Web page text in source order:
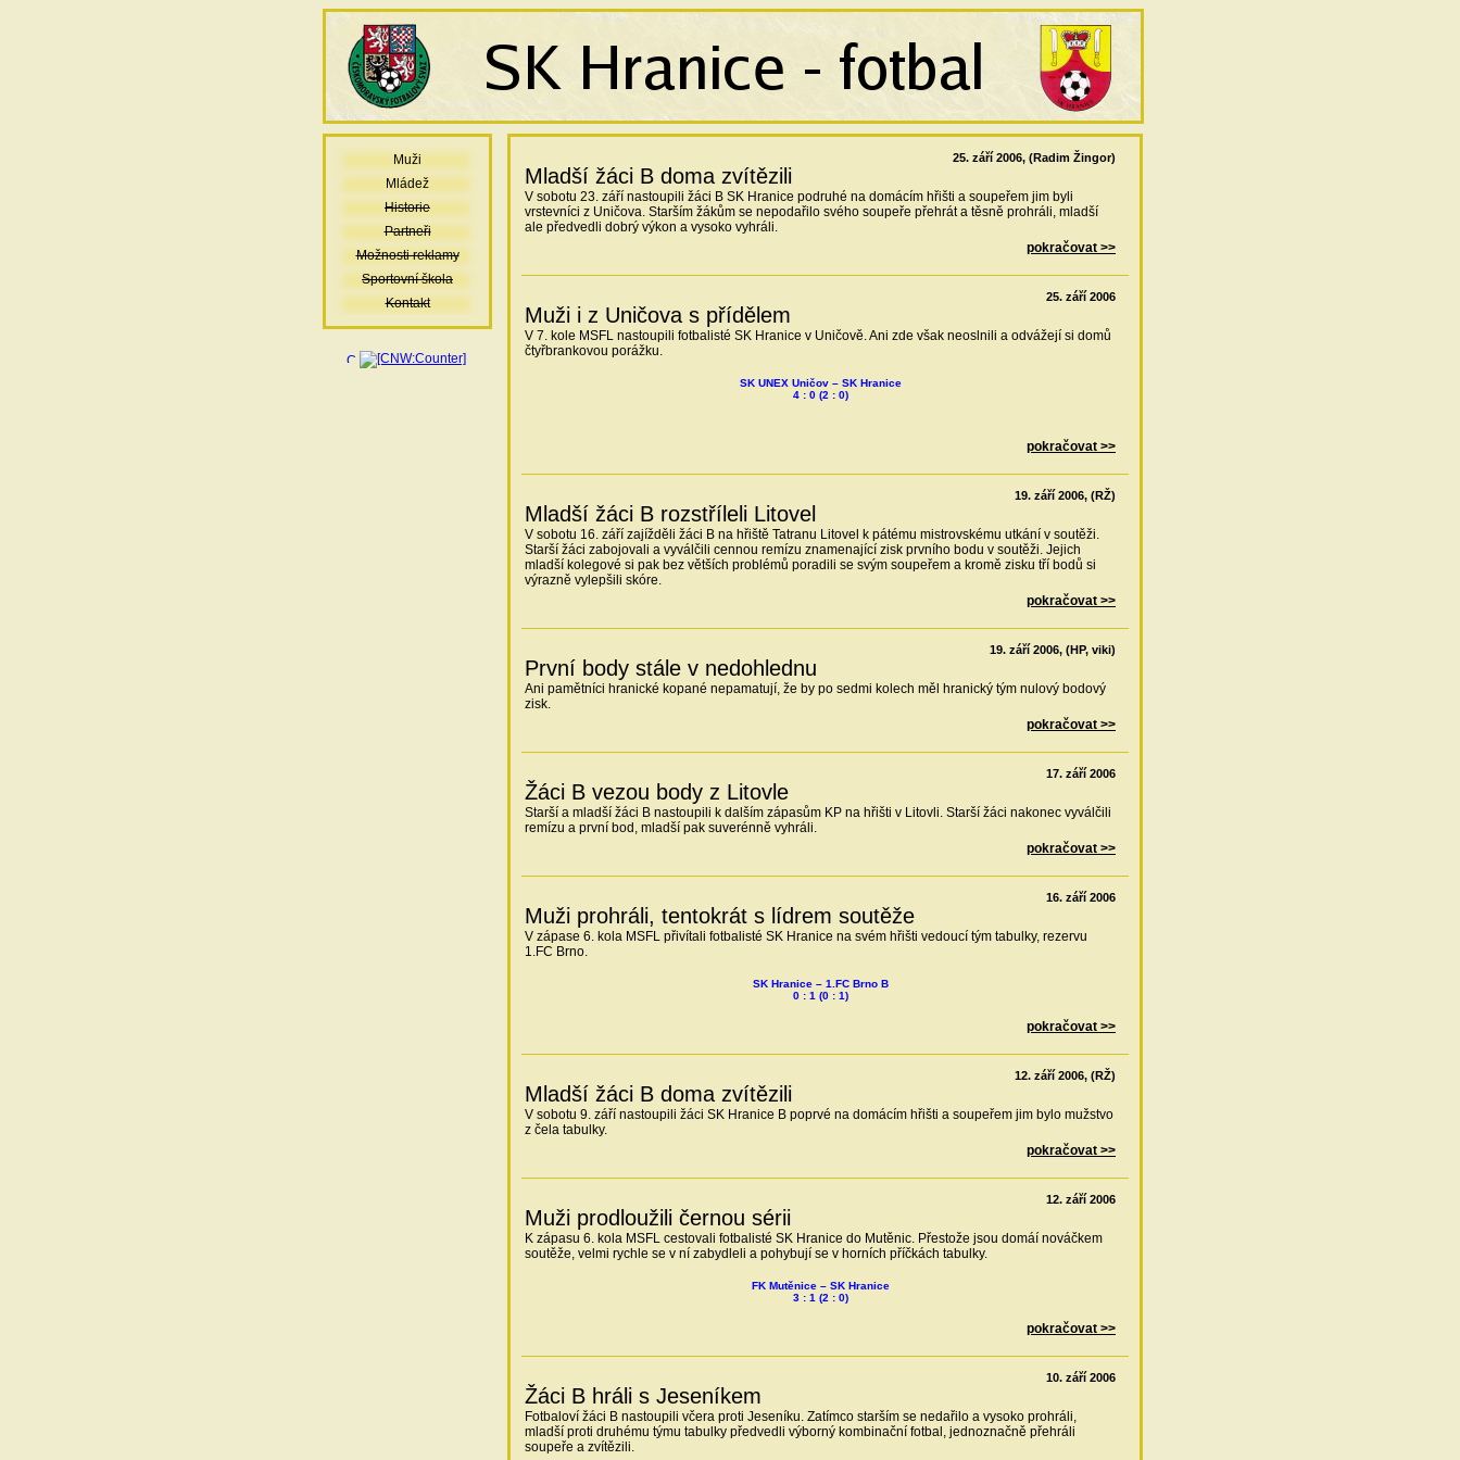
Muži
Mládež
Historie
Partneři
Možnosti reklamy
Sportovní škola
Kontakt
25. září 2006, (Radim Žingor)
Mladší žáci B doma zvítězili
V sobotu 23. září nastoupili žáci B SK Hranice podruhé na domácím hřišti a soupeřem jim byli
vrstevníci z Uničova. Starším žákům se nepodařilo svého soupeře přehrát a těsně prohráli, mladší
ale předvedli dobrý výkon a vysoko vyhráli.
pokračovat >>
25. září 2006
Muži i z Uničova s přídělem
V 7. kole MSFL nastoupili fotbalisté SK Hranice v Uničově. Ani zde však neoslnili a odvážejí si domů
čtyřbrankovou porážku.
SK UNEX Uničov – SK Hranice
4 : 0 (2 : 0)
pokračovat >>
19. září 2006, (RŽ)
Mladší žáci B rozstříleli Litovel
V sobotu 16. září zajížděli žáci B na hřiště Tatranu Litovel k pátému mistrovskému utkání v soutěži.
Starší žáci zabojovali a vyválčili cennou remízu znamenající zisk prvního bodu v soutěži. Jejich
mladší kolegové si pak bez větších problémů poradili se svým soupeřem a kromě zisku tří bodů si
výrazně vylepšili skóre.
pokračovat >>
19. září 2006, (HP, viki)
První body stále v nedohlednu
Ani pamětníci hranické kopané nepamatují, že by po sedmi kolech měl hranický tým nulový bodový
zisk.
pokračovat >>
17. září 2006
Žáci B vezou body z Litovle
Starší a mladší žáci B nastoupili k dalším zápasům KP na hřišti v Litovli. Starší žáci nakonec vyválčili
remízu a první bod, mladší pak suverénně vyhráli.
pokračovat >>
16. září 2006
Muži prohráli, tentokrát s lídrem soutěže
V zápase 6. kola MSFL přivítali fotbalisté SK Hranice na svém hřišti vedoucí tým tabulky, rezervu
1.FC Brno.
SK Hranice – 1.FC Brno B
0 : 1 (0 : 1)
pokračovat >>
12. září 2006, (RŽ)
Mladší žáci B doma zvítězili
V sobotu 9. září nastoupili žáci SK Hranice B poprvé na domácím hřišti a soupeřem jim bylo mužstvo
z čela tabulky.
pokračovat >>
12. září 2006
Muži prodloužili černou sérii
K zápasu 6. kola MSFL cestovali fotbalisté SK Hranice do Mutěnic. Přestože jsou domáí nováčkem
soutěže, velmi rychle se v ní zabydleli a pohybují se v horních příčkách tabulky.
FK Mutěnice – SK Hranice
3 : 1 (2 : 0)
pokračovat >>
10. září 2006
Žáci B hráli s Jeseníkem
Fotbaloví žáci B nastoupili včera proti Jeseníku. Zatímco starším se nedařilo a vysoko prohráli,
mladší proti druhému týmu tabulky předvedli výborný kombinační fotbal, jednoznačně přehráli
soupeře a zvítězili.